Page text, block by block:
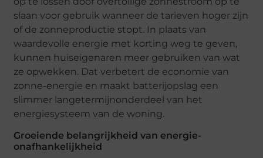
slaan voor gebruik wanneer de tarieven hoger zijn
of de zonneproductie stopt. In plaats van
waardevolle energie met korting weg te geven,
kunnen huiseigenaren meer gebruiken van wat
ze opwekken. Dat verbetert de economie van
zonne-energie en maakt batterijopslag een
slimmer langetermijnonderdeel van het
energiesysteem van de woning.
Groeiende belangrijkheid van energie-
onafhankelijkheid